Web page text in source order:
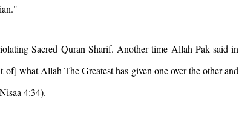
Sacred Quran Sharif. Another time Allah Pak said in
what Allah The Greatest has given one over the other and
4:34).